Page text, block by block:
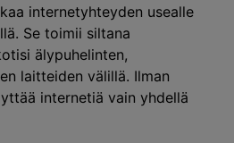
internetyhteyden usealle
Se toimii siltana
älypuhelinten,
laitteiden välillä. Ilman
internetiä vain yhdellä